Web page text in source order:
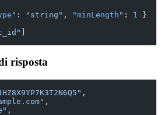
: "string" , "minLength" : 1
}
]
risposta
,
,
,